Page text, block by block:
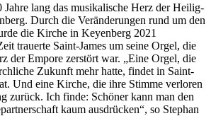
lang das musikalische Herz der Heilig-
Durch die Veränderungen rund um den
die Kirche in Keyenberg 2021
trauerte Saint-James um seine Orgel, die
der Empore zerstört war. „Eine Orgel, die
Zukunft mehr hatte, findet in Saint-
Und eine Kirche, die ihre Stimme verloren
zurück. Ich finde: Schöner kann man den
kaum ausdrücken“, so Stephan